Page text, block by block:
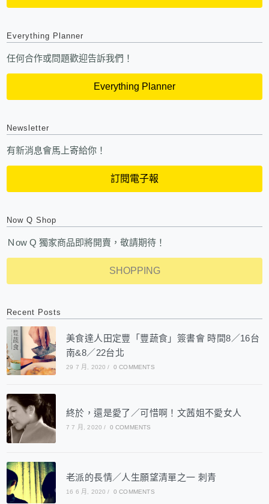
Everything Planner
任何合作或問題歡迎告訴我們！
Everything Planner
Newsletter
有新消息會馬上寄給你！
訂閱電子報
Now Q Shop
Ｎow Q 獨家商品即將開賣，敬請期待！
SHOPPING
Recent Posts
美食達人田定豐「豐蔬食」簽書會 時間8／16台
南&8／22台北
29 7 月, 2020 / 0 COMMENTS
終於，還是愛了／可惜啊！文茜姐不愛女人
7 7 月, 2020 / 0 COMMENTS
老派的長情／人生願望清單之一 刺青
16 6 月, 2020 / 0 COMMENTS